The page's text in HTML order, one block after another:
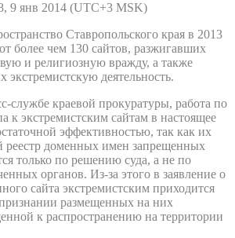
9 янв 2014 (UTC+3 MSK)
Ставропольского края в 2013
более чем 130 сайтов, разжигавших
и религиозную вражду, а также
экстремистскую деятельность.
службе краевой прокуратуры, работа по
к экстремистским сайтам в настоящее
эффективностью, так как их
реестр доменных имен запрещенных
только по решению суда, а не по
органов. Из-за этого в заявление о
сайта экстремистским приходится
размещенных на них
к распространению на территории